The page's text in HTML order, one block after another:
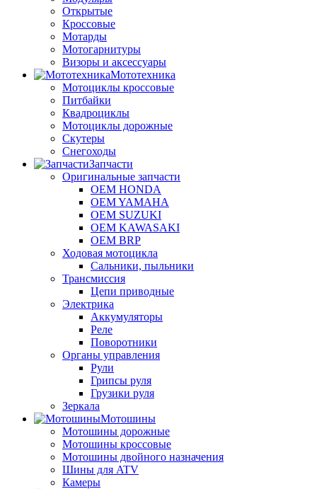
Открытые
Кроссовые
Мотарды
Мотогарнитуры
Визоры и аксессуары
Мототехника
Мотоциклы кроссовые
Питбайки
Квадроциклы
Мотоциклы дорожные
Скутеры
Снегоходы
Запчасти
Оригинальные запчасти
OEM HONDA
OEM YAMAHA
OEM SUZUKI
OEM KAWASAKI
OEM BRP
Ходовая мотоцикла
Сальники, пыльники
Трансмиссия
Цепи приводные
Электрика
Аккумуляторы
Реле
Поворотники
Органы управления
Рули
Грипсы руля
Грузики руля
Зеркала
Мотошины
Мотошины дорожные
Мотошины кроссовые
Мотошины двойного назначения
Шины для ATV
Камеры